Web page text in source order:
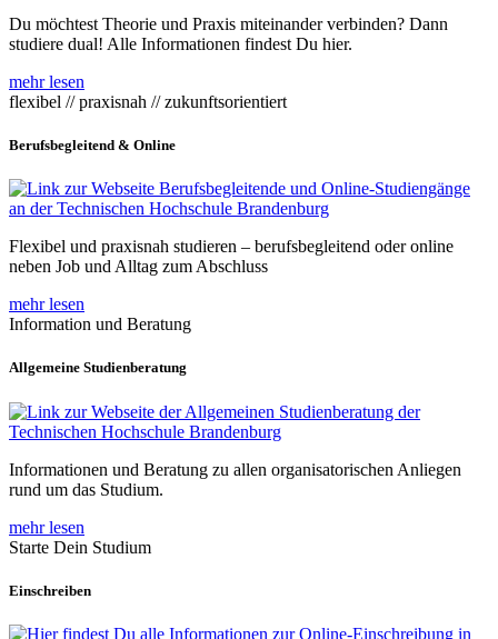
Du möchtest Theorie und Praxis miteinander verbinden? Dann
studiere dual! Alle Informationen findest Du hier.
mehr lesen
flexibel // praxisnah // zukunftsorientiert
Berufsbegleitend & Online
Flexibel und praxisnah studieren – berufsbegleitend oder online
neben Job und Alltag zum Abschluss
mehr lesen
Information und Beratung
Allgemeine Studienberatung
Informationen und Beratung zu allen organisatorischen Anliegen
rund um das Studium.
mehr lesen
Starte Dein Studium
Einschreiben